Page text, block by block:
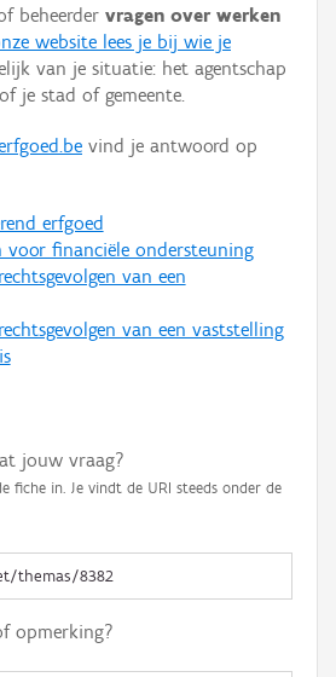
beheerder vragen over werken
website lees je bij wie je
van je situatie: het agentschap
je stad of gemeente.
vind je antwoord op
erfgoed
voor financiële ondersteuning
van een
van een vaststelling
jouw vraag?
fiche in. Je vindt de URI steeds onder de
opmerking?